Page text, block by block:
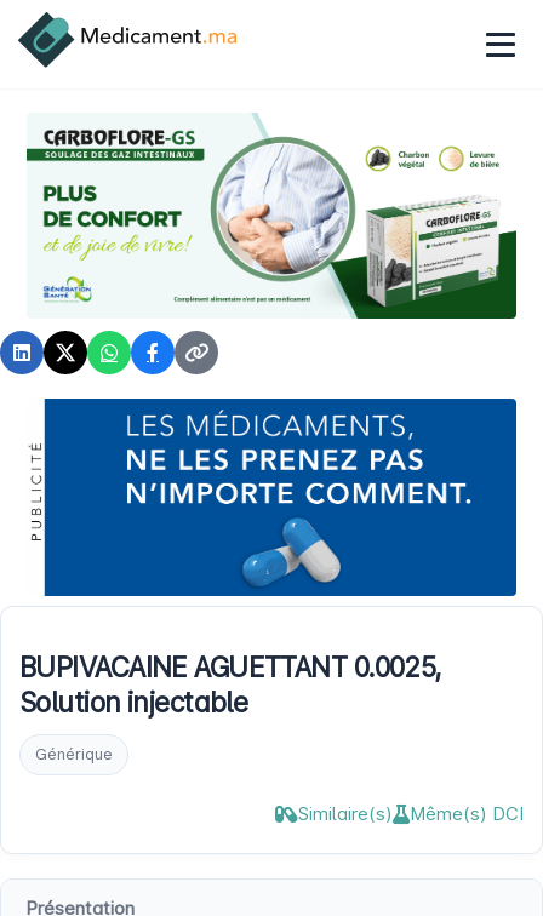
BUPIVACAINE AGUETTANT 0.0025,
Solution injectable
Générique
Similaire(s) Même(s) DCI
Présentation